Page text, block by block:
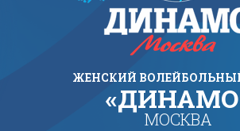
ЖЕНСКИЙ
МОСКВА